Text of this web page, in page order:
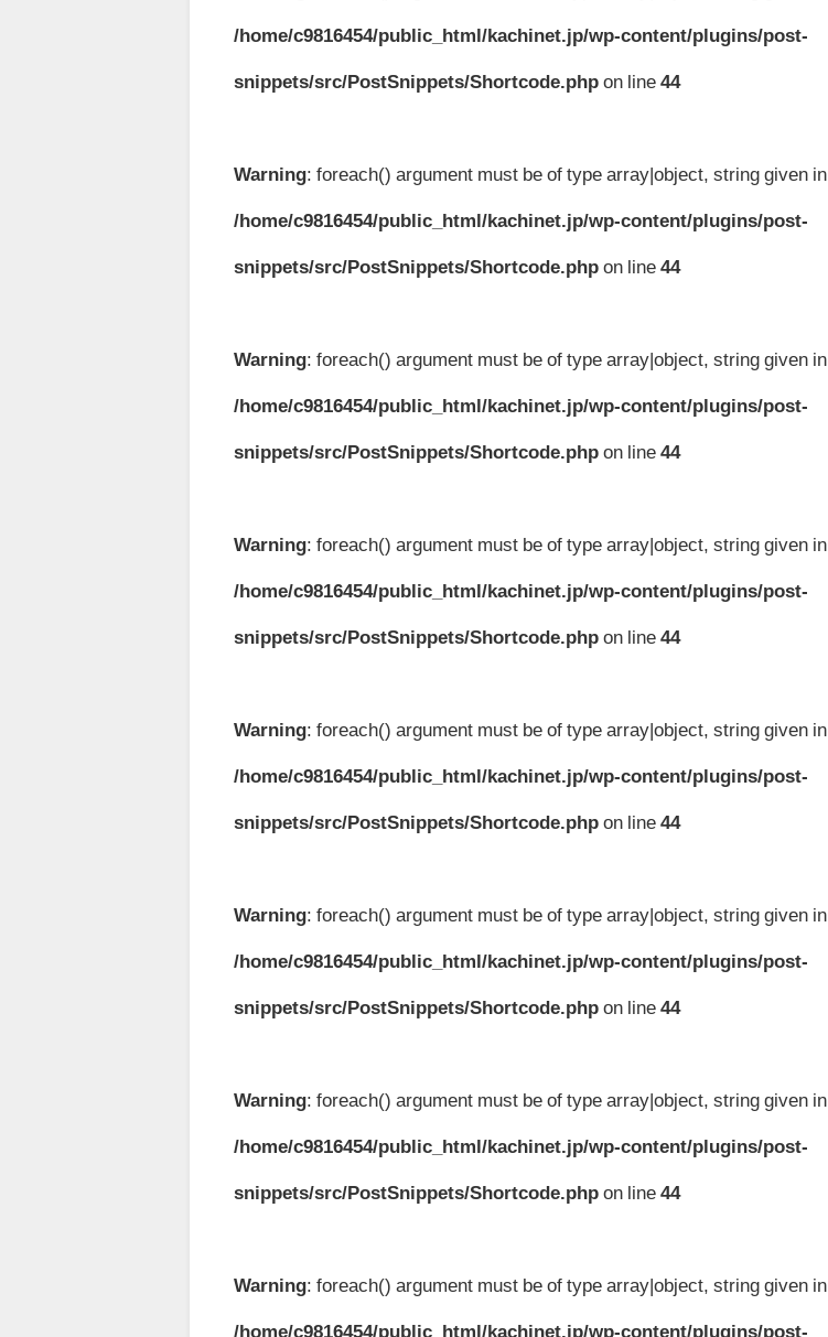
/home/c9816454/public_html/kachinet.jp/wp-content/plugins/post-
snippets/src/PostSnippets/Shortcode.php on line44
Warning: foreach() argument must be of type array|object, string given in
/home/c9816454/public_html/kachinet.jp/wp-content/plugins/post-
snippets/src/PostSnippets/Shortcode.php on line44
Warning: foreach() argument must be of type array|object, string given in
/home/c9816454/public_html/kachinet.jp/wp-content/plugins/post-
snippets/src/PostSnippets/Shortcode.php on line44
Warning: foreach() argument must be of type array|object, string given in
/home/c9816454/public_html/kachinet.jp/wp-content/plugins/post-
snippets/src/PostSnippets/Shortcode.php on line44
Warning: foreach() argument must be of type array|object, string given in
/home/c9816454/public_html/kachinet.jp/wp-content/plugins/post-
snippets/src/PostSnippets/Shortcode.php on line44
Warning: foreach() argument must be of type array|object, string given in
/home/c9816454/public_html/kachinet.jp/wp-content/plugins/post-
snippets/src/PostSnippets/Shortcode.php on line44
Warning: foreach() argument must be of type array|object, string given in
/home/c9816454/public_html/kachinet.jp/wp-content/plugins/post-
snippets/src/PostSnippets/Shortcode.php on line44
Warning: foreach() argument must be of type array|object, string given in
/home/c9816454/public_html/kachinet.jp/wp-content/plugins/post-